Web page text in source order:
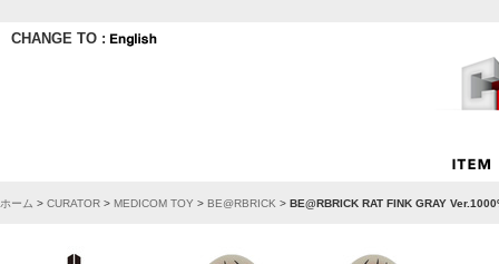
CHANGE TO :
ホーム > CURATOR > MEDICOM TOY > BE@RBRICK > BE@RBRICK RAT FINK GRAY